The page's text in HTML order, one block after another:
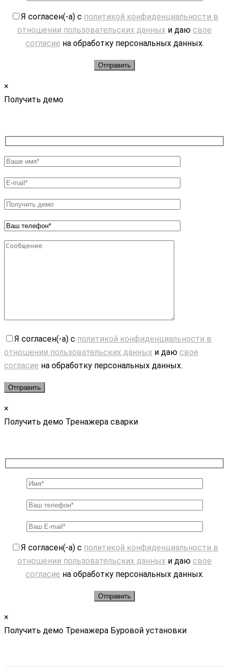
Я согласен(-а) с политикой конфиденциальности в
отношении пользовательских данных и даю свое
согласие на обработку персональных данных.
×
Получить демо
Я согласен(-а) с политикой конфиденциальности в
отношении пользовательских данных и даю свое
согласие на обработку персональных данных.
×
Получить демо Тренажера сварки
Я согласен(-а) с политикой конфиденциальности в
отношении пользовательских данных и даю свое
согласие на обработку персональных данных.
×
Получить демо Тренажера Буровой установки